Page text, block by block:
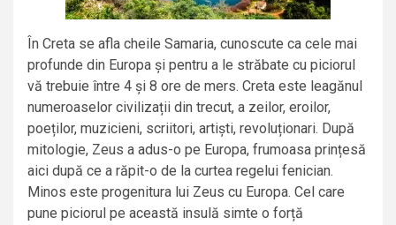
În Creta se afla cheile Samaria, cunoscute ca cele mai
profunde din Europa și pentru a le străbate cu piciorul
vă trebuie între 4 și 8 ore de mers. Creta este leagănul
numeroaselor civilizații din trecut, a zeilor, eroilor,
poeților, muzicieni, scriitori, artiști, revoluționari. După
mitologie, Zeus a adus-o pe Europa, frumoasa prințesă
aici după ce a răpit-o de la curtea regelui fenician.
Minos este progenitura lui Zeus cu Europa. Cel care
pune piciorul pe această insulă simte o forță